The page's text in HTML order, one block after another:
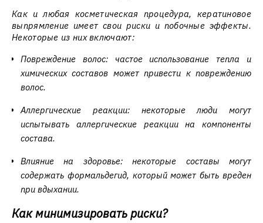
Как и любая косметическая процедура, кератиновое
выпрямление имеет свои риски и побочные эффекты.
Некоторые из них включают:
Повреждение волос: частое использование тепла и
химических составов может привести к повреждению
волос.
Аллергические реакции: некоторые люди могут
испытывать аллергические реакции на компоненты
состава.
Влияние на здоровье: некоторые составы могут
содержать формальдегид, который может быть вреден
при вдыхании.
Как минимизировать риски?